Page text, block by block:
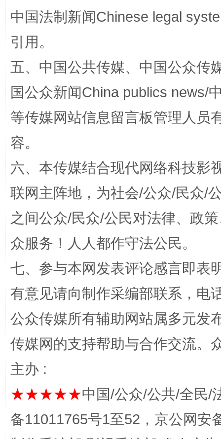
招工难、用工荒背后
网上购药对药下症？
这是一记警钟！ 谢
中国法制新闻Chinese legal
引用。
五、中国公共传媒、中国公众传
国公众新闻China publics news/
等传媒网站信息留言板管理人员
容。
六、本传媒结合现代网络科技影
联网主阵地，为社会/公众/民众/
之间公众/民众/公民对法律、政
众服务！人人都作守法公民。
七、参与本网发表评论感言即表
有意见请向制作采编部联系，电
公众传媒所有辅助网站属多元发
传媒网的支持帮助与合作交流。
主办 :
★★★★★中国/公众/公共/全民/
备11011765号1至52，京公网安